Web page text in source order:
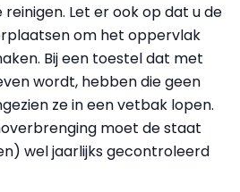
Let er ook op dat u de
om het oppervlak
Bij een toestel dat met
wordt, hebben die geen
ze in een vetbak lopen.
moet de staat
wel jaarlijks gecontroleerd